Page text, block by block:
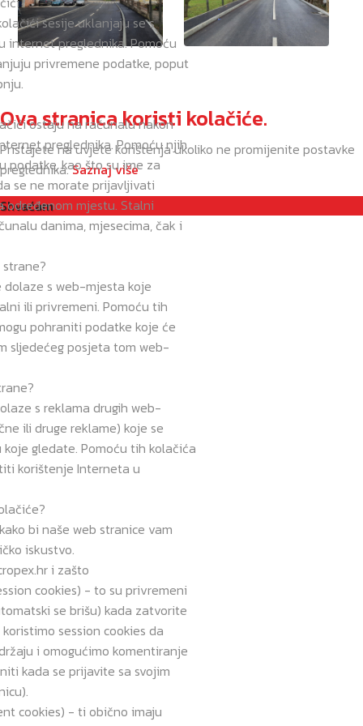
Ova stranica koristi kolačiće.
Pristajete na uvjete korištenja ukoliko ne promijenite postavke
preglednika.Saznaj više
Shvaćam
sesije uklanjaju se s
internet preglednika. Pomoću
privremene podatke, poput
ostaju na računalu nakon
preglednika. Pomoću njih
kao što su ime za
se ne morate prijavljivati
određenom mjestu. Stalni
danima, mjesecima, čak i
dolaze s web-mjesta koje
ili privremeni. Pomoću tih
pohraniti podatke koje će
sljedećeg posjeta tom web-
s reklama drugih web-
ili druge reklame) koje se
gledate. Pomoću tih kolačića
korištenje Interneta u
bi naše web stranice vam
iskustvo.
i zašto
cookies) - to su privremeni
se brišu) kada zatvorite
session cookies da
i omogućimo komentiranje
kada se prijavite sa svojim
cookies) - ti obično imaju